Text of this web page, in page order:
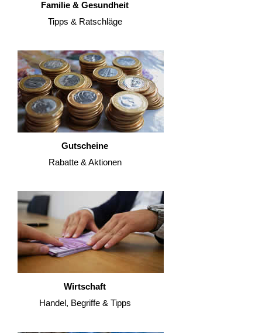
Familie & Gesundheit
Tipps & Ratschläge
Gutscheine
Rabatte & Aktionen
Wirtschaft
Handel, Begriffe & Tipps